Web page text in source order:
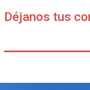
Déjanos tus